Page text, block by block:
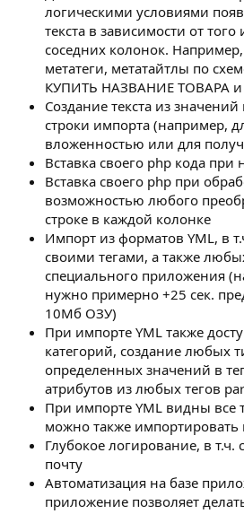
логическими условиями
текста в зависимости от
соседних колонок.
метатеги, метатайтлы по
КУПИТЬ НАЗВАНИЕ ТОВАРА и
Создание текста из
строки импорта (например,
вложенностью или для
Вставка своего php кода при
Вставка своего php при
возможностью любого
строке в каждой колонке
Импорт из форматов YML, в
своими тегами, а также
специального приложения
нужно примерно +25 сек.
10Мб ОЗУ)
При импорте YML также
категорий, создание любых
определенных значений в
атрибутов из любых тегов
При импорте YML видны все
можно также импортировать
Глубокое логирование, в
почту
Автоматизация на базе
приложение позволяет